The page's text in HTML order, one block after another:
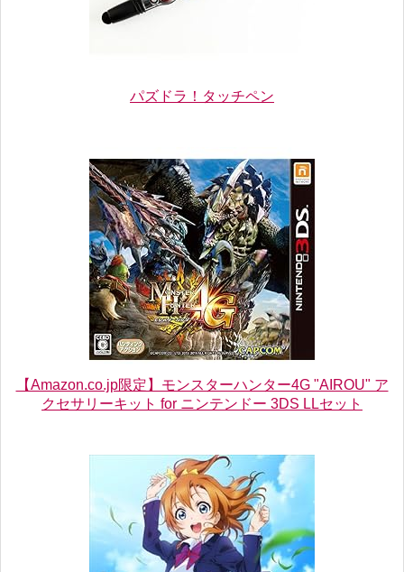
パズドラ！タッチペン
【Amazon.co.jp限定】モンスターハンター4G "AIROU" ア
クセサリーキット for ニンテンドー 3DS LLセット